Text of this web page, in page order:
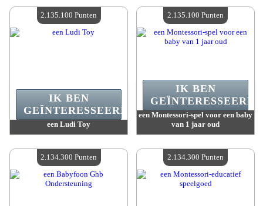
Beschikbare hoeveelheid :4
Beschikbare hoeveelheid :4
een Ludi Toy
Beschikbare hoeveelheid :4
IK BEN
GEÏNTERESSEERD.
2.135.100 Punten
een Montessori-spel voor een baby
van 1 jaar oud
Beschikbare hoeveelheid :4
IK BEN
GEÏNTERESSEERD.
2.135.100 Punten
2.134.300 Punten 2.134.300 Punten